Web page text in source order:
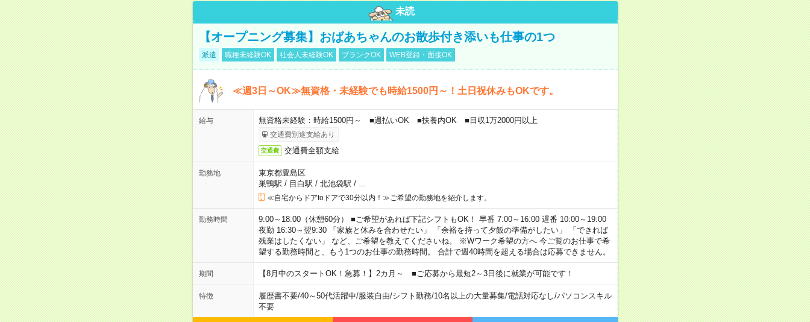
未読
【オープニング募集】おばあちゃんのお散歩付き添いも仕事の1つ
派遣 職種未経験OK 社会人未経験OK ブランクOK WEB登録・面接OK
≪週3日～OK≫無資格・未経験でも時給1500円～！土日祝休みもOKです。
給与 無資格未経験：時給1500円～ ■週払いOK ■扶養内OK ■日収1万2000円以上
交通費別途支給あり
交通費 交通費全額支給
勤務地
東京都豊島区
巣鴨駅 / 目白駅 / 北池袋駅 /
≪自宅からドアtoドアで30分以内！≫ご希望の勤務地を紹介します。
勤務時間
9:00～18:00（休憩60分） ■ご希望があれば下記シフトもOK！ 早番 7:00～16:00 遅番 10:00～19:00
夜勤 16:30～翌9:30 「家族と休みを合わせたい」 「余裕を持って夕飯の準備がしたい」 「できれば
残業はしたくない」 など、ご希望を教えてくださいね。 ※Wワーク希望の方へ 今ご覧のお仕事で希
望する勤務時間と、もう1つのお仕事の勤務時間。 合計で週40時間を超える場合は応募できません。
期間 【8月中のスタートOK！急募！】2カ月～ ■ご応募から最短2～3日後に就業が可能です！
特徴 履歴書不要/40～50代活躍中/服装自由/シフト勤務/10名以上の大量募集/電話対応なし/パソコンスキル
不要